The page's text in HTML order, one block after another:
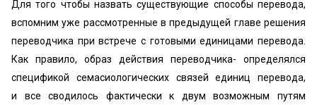
Для того чтобы назвать существующие способы перевода,
вспомним уже рассмотренные в предыдущей главе решения
переводчика при встрече с готовыми единицами перевода.
Как правило, образ действия переводчика- определялся
спецификой семасиологических связей единиц перевода,
и все сводилось фактически к двум возможным путям